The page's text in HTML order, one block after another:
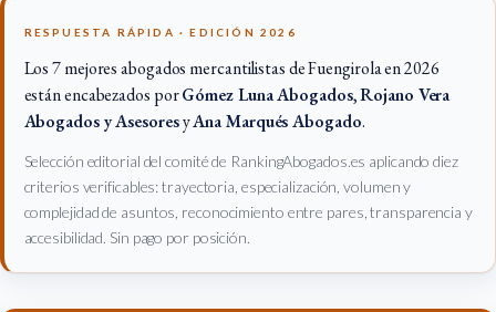
RESPUESTA RÁPIDA · EDICIÓN 2026
Los 7 mejores abogados mercantilistas de Fuengirola en 2026
están encabezados porGómez Luna Abogados,Rojano Vera
Abogados y AsesoresyAna Marqués Abogado.
Selección editorial del comité de RankingAbogados.es aplicando diez
criterios verificables: trayectoria, especialización, volumen y
complejidad de asuntos, reconocimiento entre pares, transparencia y
accesibilidad. Sin pago por posición.